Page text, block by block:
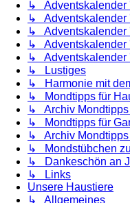
↳ Adventskalender
↳ Adventskalender
↳ Adventskalender
↳ Adventskalender
↳ Adventskalender
↳ Lustiges
↳ Harmonie mit
↳ Mondtipps für
↳ Archiv Mondtipps
↳ Mondtipps für
↳ Archiv Mondtipps
↳ Mondstübchen
↳ Dankeschön an
↳ Links
Unsere Haustiere
↳ Allgemeines